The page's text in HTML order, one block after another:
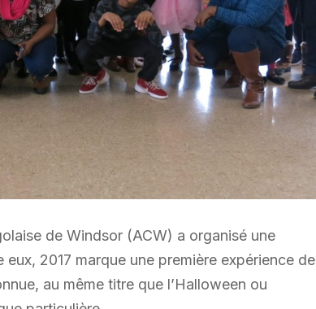
de Windsor (ACW) a organisé une
2017 marque une première expérience de
au même titre que l’Halloween ou